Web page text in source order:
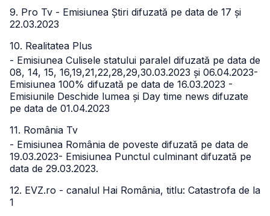
9. Pro Tv - Emisiunea Știri difuzată pe data de 17 și
22.03.2023
10. Realitatea Plus
- Emisiunea Culisele statului paralel difuzată pe data de
08, 14, 15, 16,19,21,22,28,29,30.03.2023 și 06.04.2023-
Emisiunea 100% difuzată pe data de 16.03.2023 -
Emisiunile Deschide lumea și Day time news difuzate
pe data de 01.04.2023
11. România Tv
- Emisiunea România de poveste difuzată pe data de
19.03.2023- Emisiunea Punctul culminant difuzată pe
data de 29.03.2023.
12. EVZ.ro - canalul Hai România, titlu: Catastrofa de la
1